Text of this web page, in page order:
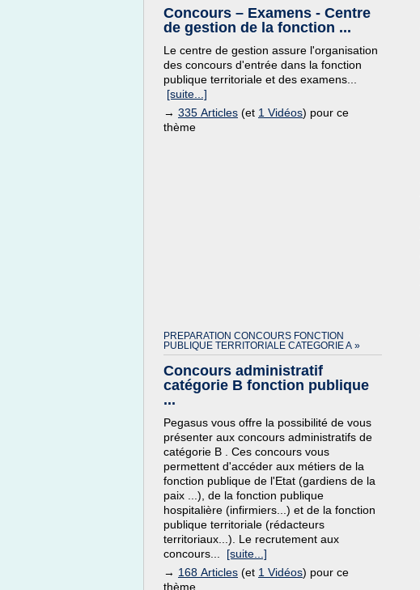
Concours – Examens - Centre
de gestion de la fonction ...
Le centre de gestion assure l'organisation
des concours d'entrée dans la fonction
publique territoriale et des examens...
[suite...]
→ 335 Articles (et 1 Vidéos) pour ce
thème
PREPARATION CONCOURS FONCTION
PUBLIQUE TERRITORIALE CATEGORIE A »
Concours administratif
catégorie B fonction publique
...
Pegasus vous offre la possibilité de vous
présenter aux concours administratifs de
catégorie B . Ces concours vous
permettent d'accéder aux métiers de la
fonction publique de l'Etat (gardiens de la
paix ...), de la fonction publique
hospitalière (infirmiers...) et de la fonction
publique territoriale (rédacteurs
territoriaux...). Le recrutement aux
concours... [suite...]
→ 168 Articles (et 1 Vidéos) pour ce
thème